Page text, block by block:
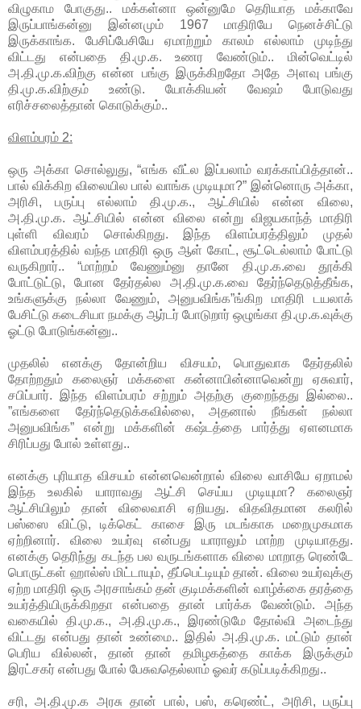
விழுகாம போகுது.. மக்கள்னா ஒன்னுமே தெரியாத மக்காவே
இருப்பாங்கன்னு இன்னமும் 1967 மாதிரியே நெனச்சிட்டு
இருக்காங்க. பேசிப்பேசியே ஏமாற்றும் காலம் எல்லாம் முடிந்து
விட்டது என்பதை தி.மு.க. உணர வேண்டும்.. மின்வெட்டில்
அ.தி.மு.க.விற்கு என்ன பங்கு இருக்கிறதோ அதே அளவு பங்கு
தி.மு.க.விற்கும் உண்டு. யோக்கியன் வேஷம் போடுவது
எரிச்சலைத்தான் கொடுக்கும்..
விளம்பரம் 2:
ஒரு அக்கா சொல்லுது, “எங்க வீட்ல இப்பலாம் வரக்காப்பித்தான்..
பால் விக்கிற விலையில பால் வாங்க முடியுமா?” இன்னொரு அக்கா,
அரிசி, பருப்பு எல்லாம் தி.மு.க., ஆட்சியில் என்ன விலை,
அ.தி.மு.க. ஆட்சியில் என்ன விலை என்று விஜயகாந்த் மாதிரி
புள்ளி விவரம் சொல்கிறது. இந்த விளம்பரத்திலும் முதல்
விளம்பரத்தில் வந்த மாதிரி ஒரு ஆள் கோட், சூட்டெல்லாம் போட்டு
வருகிறார்.. “மாற்றம் வேணும்னு தானே தி.மு.க.வை தூக்கி
போட்டுட்டு, போன தேர்தல்ல அ.தி.மு.க.வை தேர்ந்தெடுத்தீங்க,
உங்களுக்கு நல்லா வேணும், அனுபவிங்க”ங்கிற மாதிரி டயலாக்
பேசிட்டு கடைசியா நமக்கு ஆர்டர் போடுறார் ஒழுங்கா தி.மு.க.வுக்கு
ஓட்டு போடுங்கன்னு..
முதலில் எனக்கு தோன்றிய விசயம், பொதுவாக தேர்தலில்
தோற்றதும் கலைஞர் மக்களை கன்னாபின்னாவென்று ஏசுவார்,
சபிப்பார். இந்த விளம்பரம் சற்றும் அதற்கு குறைந்தது இல்லை..
”எங்களை தேர்ந்தெடுக்கவில்லை, அதனால் நீங்கள் நல்லா
அனுபவிங்க” என்று மக்களின் கஷ்டத்தை பார்த்து ஏளனமாக
சிரிப்பது போல் உள்ளது..
எனக்கு புரியாத விசயம் என்னவென்றால் விலை வாசியே ஏறாமல்
இந்த உலகில் யாராவது ஆட்சி செய்ய முடியுமா? கலைஞர்
ஆட்சியிலும் தான் விலைவாசி ஏறியது. விதவிதமான கலரில்
பஸ்ஸை விட்டு, டிக்கெட் காசை இரு மடங்காக மறைமுகமாக
ஏற்றினார். விலை உயர்வு என்பது யாராலும் மாற்ற முடியாதது.
எனக்கு தெரிந்து கடந்த பல வருடங்களாக விலை மாறாத ரெண்டே
பொருட்கள் ஹால்ஸ் மிட்டாயும், தீப்பெட்டியும் தான். விலை உயர்வுக்கு
ஏற்ற மாதிரி ஒரு அரசாங்கம் தன் குடிமக்களின் வாழ்க்கை தரத்தை
உயர்த்தியிருக்கிறதா என்பதை தான் பார்க்க வேண்டும். அந்த
வகையில் தி.மு.க., அ.தி.மு.க., இரண்டுமே தோல்வி அடைந்து
விட்டது என்பது தான் உண்மை.. இதில் அ.தி.மு.க. மட்டும் தான்
பெரிய வில்லன், தான் தான் தமிழகத்தை காக்க இருக்கும்
இரட்சகர் என்பது போல் பேசுவதெல்லாம் ஓவர் கடுப்படிக்கிறது..
சரி, அ.தி.மு.க அரசு தான் பால், பஸ், கரெண்ட், அரிசி, பருப்பு